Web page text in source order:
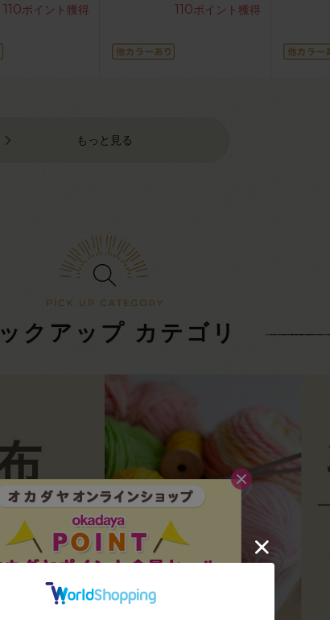
110ポイント獲得 110ポイント獲得
もっと見る
クアップ カテゴリ